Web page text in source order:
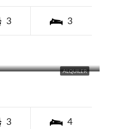
3 3
ALQUILER
3 4